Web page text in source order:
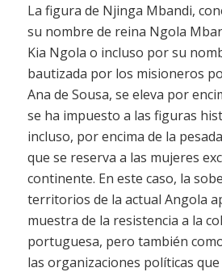
La figura de Njinga Mbandi,
su nombre de reina Ngola
Kia Ngola o incluso por su
bautizada por los misioneros
Ana de Sousa, se eleva por
se ha impuesto a las figuras
incluso, por encima de la
que se reserva a las mujeres
continente. En este caso, la
territorios de la actual Angola
muestra de la resistencia a la
portuguesa, pero también
las organizaciones políticas